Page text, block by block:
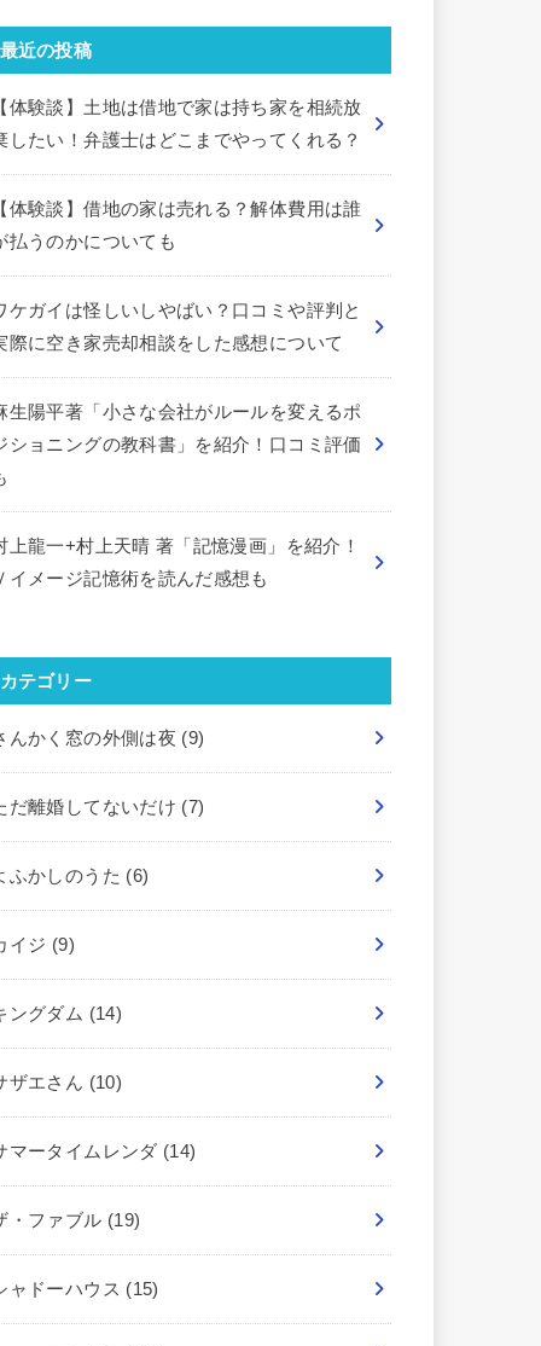
最近の投稿
体験談】土地は借地で家は持ち家を相続放
したい！弁護士はどこまでやってくれる？
体験談】借地の家は売れる？解体費用は誰
払うのかについても
ケガイは怪しいしやばい？口コミや評判と
際に空き家売却相談をした感想について
生陽平著「小さな会社がルールを変えるポ
ショニングの教科書」を紹介！口コミ評価
上龍一+村上天晴 著「記憶漫画」を紹介！
イメージ記憶術を読んだ感想も
カテゴリー
んかく窓の外側は夜 (9)
だ離婚してないだけ (7)
ふかしのうた (6)
イジ (9)
ングダム (14)
ザエさん (10)
マータイムレンダ (14)
・ファブル (19)
ャドーハウス (15)